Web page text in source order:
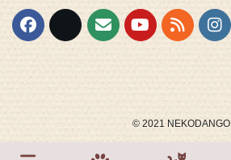
© 2021 NEKODANGO